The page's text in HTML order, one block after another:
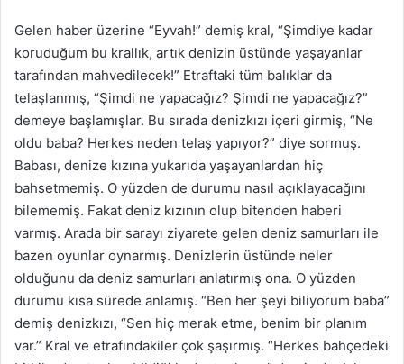
Gelen haber üzerine “Eyvah!” demiş kral, “Şimdiye kadar
koruduğum bu krallık, artık denizin üstünde yaşayanlar
tarafından mahvedilecek!” Etraftaki tüm balıklar da
telaşlanmış, “Şimdi ne yapacağız? Şimdi ne yapacağız?”
demeye başlamışlar. Bu sırada denizkızı içeri girmiş, “Ne
oldu baba? Herkes neden telaş yapıyor?” diye sormuş.
Babası, denize kızına yukarıda yaşayanlardan hiç
bahsetmemiş. O yüzden de durumu nasıl açıklayacağını
bilememiş. Fakat deniz kızının olup bitenden haberi
varmış. Arada bir sarayı ziyarete gelen deniz samurları ile
bazen oyunlar oynarmış. Denizlerin üstünde neler
olduğunu da deniz samurları anlatırmış ona. O yüzden
durumu kısa sürede anlamış. “Ben her şeyi biliyorum baba”
demiş denizkızı, “Sen hiç merak etme, benim bir planım
var.” Kral ve etrafındakiler çok şaşırmış. “Herkes bahçedeki